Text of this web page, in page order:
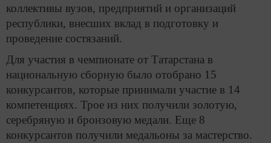
коллективы вузов, предприятий и организаций
республики, внесших вклад в подготовку и
проведение состязаний.
Для участия в чемпионате от Татарстана в
национальную сборную было отобрано 15
конкурсантов, которые принимали участие в 14
компетенциях. Трое из них получили золотую,
серебряную и бронзовую медали. Еще 8
конкурсантов получили медальоны за мастерство.